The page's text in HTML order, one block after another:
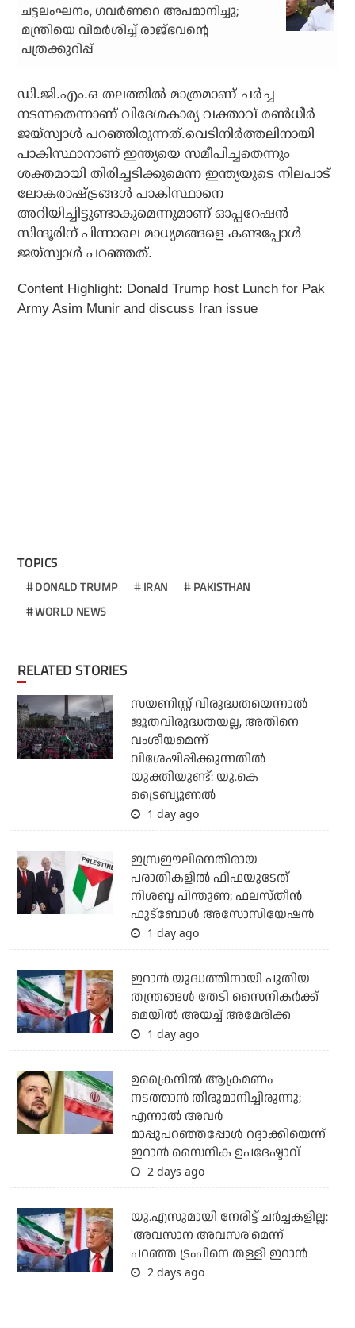
ചട്ടലംഘനം, ഗവര്‍ണറെ അപമാനിച്ചു;
മന്ത്രിയെ വിമര്‍ശിച്ച് രാജ്ഭവന്റെ
പത്രക്കുറിപ്പ്‌
ഡി.ജി.എം.ഒ തലത്തില്‍ മാത്രമാണ് ചര്‍ച്ച
നടന്നതെന്നാണ് വിദേശകാര്യ വക്താവ് രണ്‍ധീര്‍
ജയ്‌സ്വാള്‍ പറഞ്ഞിരുന്നത്.വെടിനിര്‍ത്തലിനായി
പാകിസ്ഥാനാണ് ഇന്ത്യയെ സമീപിച്ചതെന്നും
ശക്തമായി തിരിച്ചടിക്കുമെന്ന ഇന്ത്യയുടെ നിലപാട്
ലോകരാഷ്ട്രങ്ങള്‍ പാകിസ്ഥാനെ
അറിയിച്ചിട്ടുണ്ടാകുമെന്നുമാണ് ഓപ്പറേഷന്‍
സിന്ദൂരിന് പിന്നാലെ മാധ്യമങ്ങളെ കണ്ടപ്പോള്‍
ജയ്‌സ്വാള്‍ പറഞ്ഞത്.
Content Highlight: Donald Trump host Lunch for Pak
Army Asim Munir and discuss Iran issue
TOPICS
DONALD TRUMP IRAN
PAKISTHAN
WORLD NEWS
RELATED STORIES
സയണിസ്റ്റ് വിരുദ്ധതയെന്നാല്‍
ജൂതവിരുദ്ധതയല്ല, അതിനെ
വംശീയമെന്ന്
വിശേഷിപ്പിക്കുന്നതില്‍
യുക്തിയുണ്ട്: യു.കെ
ട്രൈബ്യൂണല്‍
1 day ago
ഇസ്രഈലിനെതിരായ
പരാതികളില്‍ ഫിഫയുടേത്
നിശബ്ദ പിന്തുണ; ഫലസ്തീന്‍
ഫുട്‌ബോള്‍ അസോസിയേഷന്‍
1 day ago
ഇറാന്‍ യുദ്ധത്തിനായി പുതിയ
തന്ത്രങ്ങള്‍ തേടി സൈനികര്‍ക്ക്
മെയില്‍ അയച്ച് അമേരിക്ക
1 day ago
ഉക്രൈനില്‍ ആക്രമണം
നടത്താന്‍ തീരുമാനിച്ചിരുന്നു;
എന്നാല്‍ അവര്‍
മാപ്പുപറഞ്ഞപ്പോള്‍ റദ്ദാക്കിയെന്ന്
ഇറാന്‍ സൈനിക ഉപദേഷ്ടാവ്
2 days ago
യു.എസുമായി നേരിട്ട് ചര്‍ച്ചകളില്ല:
'അവസാന അവസര'മെന്ന്
പറഞ്ഞ ട്രംപിനെ തള്ളി ഇറാന്‍
2 days ago